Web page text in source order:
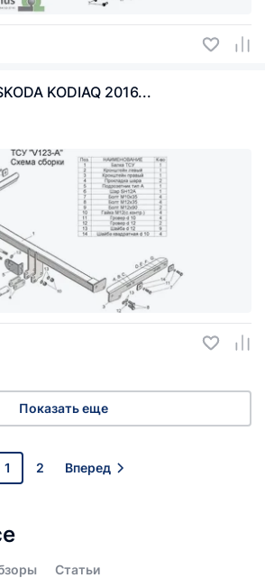
KODIAQ 2016...
Показать еще
1 2 Вперед
Статьи